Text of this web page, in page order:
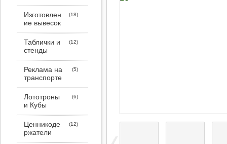
Изготовлен
ие вывесок
Таблички и
стенды
Реклама на
транспорте
Лототроны
и Кубы
Ценникоде
ржатели